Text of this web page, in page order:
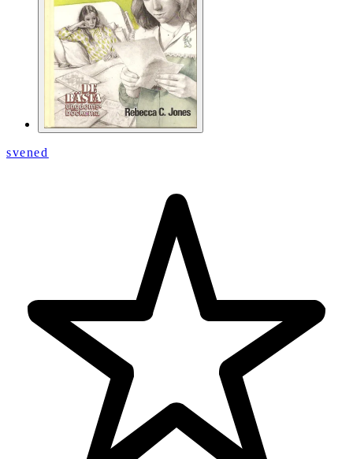
svened